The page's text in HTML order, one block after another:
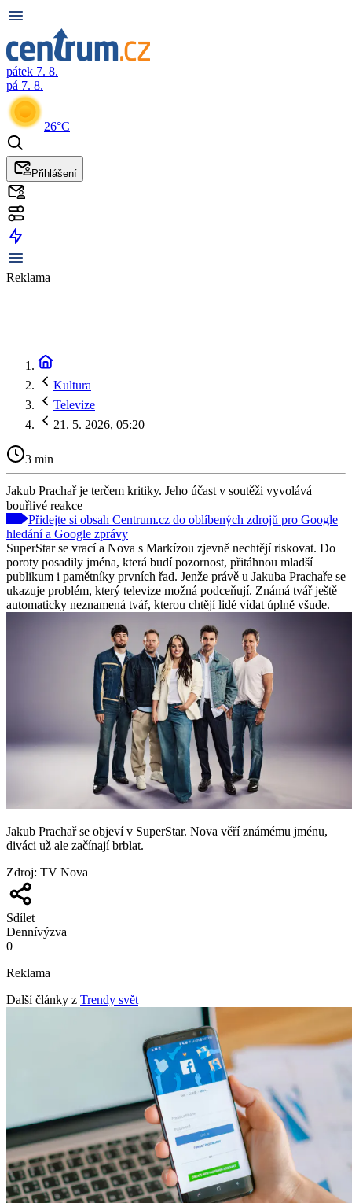
pátek 7. 8.
pá 7. 8.
26°C
Přihlášení
Reklama
Kultura
Televize
21. 5. 2026, 05:20
3 min
Jakub Prachař je terčem kritiky. Jeho účast v soutěži vyvolává
bouřlivé reakce
Přidejte si obsah Centrum.cz do oblíbených zdrojů pro Google
hledání a Google zprávy
SuperStar se vrací a Nova s Markízou zjevně nechtějí riskovat. Do
poroty posadily jména, která budí pozornost, přitáhnou mladší
publikum i pamětníky prvních řad. Jenže právě u Jakuba Prachaře se
ukazuje problém, který televize možná podceňují. Známá tvář ještě
automaticky neznamená tvář, kterou chtějí lidé vídat úplně všude.
Jakub Prachař se objeví v SuperStar. Nova věří známému jménu,
diváci už ale začínají brblat.
Zdroj: TV Nova
Sdílet
Dennívýzva
0
Reklama
Další články z Trendy svět